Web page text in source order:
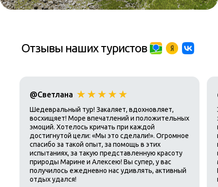
Отзывы наших туристов
@Светлана
Шедевральный тур! Закаляет, вдохновляет,
восхищяет! Море впечатлений и положительных
эмоций. Хотелось кричать при каждой
достигнутой цели: «Мы это сделали!». Огромное
спасибо за такой опыт, за помощь в этих
испытаниях, за такую представленную красоту
природы Марине и Алексею! Вы супер, у вас
получилось ежедневно нас удивлять, активный
отдых удался!